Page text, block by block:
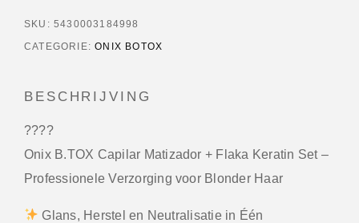
SKU: 5430003184998
CATEGORIE:ONIX BOTOX
BESCHRIJVING
????
Onix B.TOX Capilar Matizador + Flaka Keratin Set –
Professionele Verzorging voor Blonder Haar
Glans, Herstel en Neutralisatie in Één